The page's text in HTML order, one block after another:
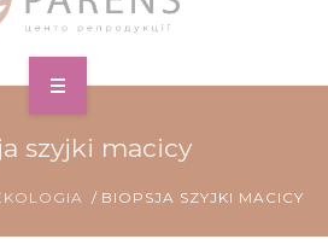
szyjki macicy
BIOPSJA SZYJKI MACICY